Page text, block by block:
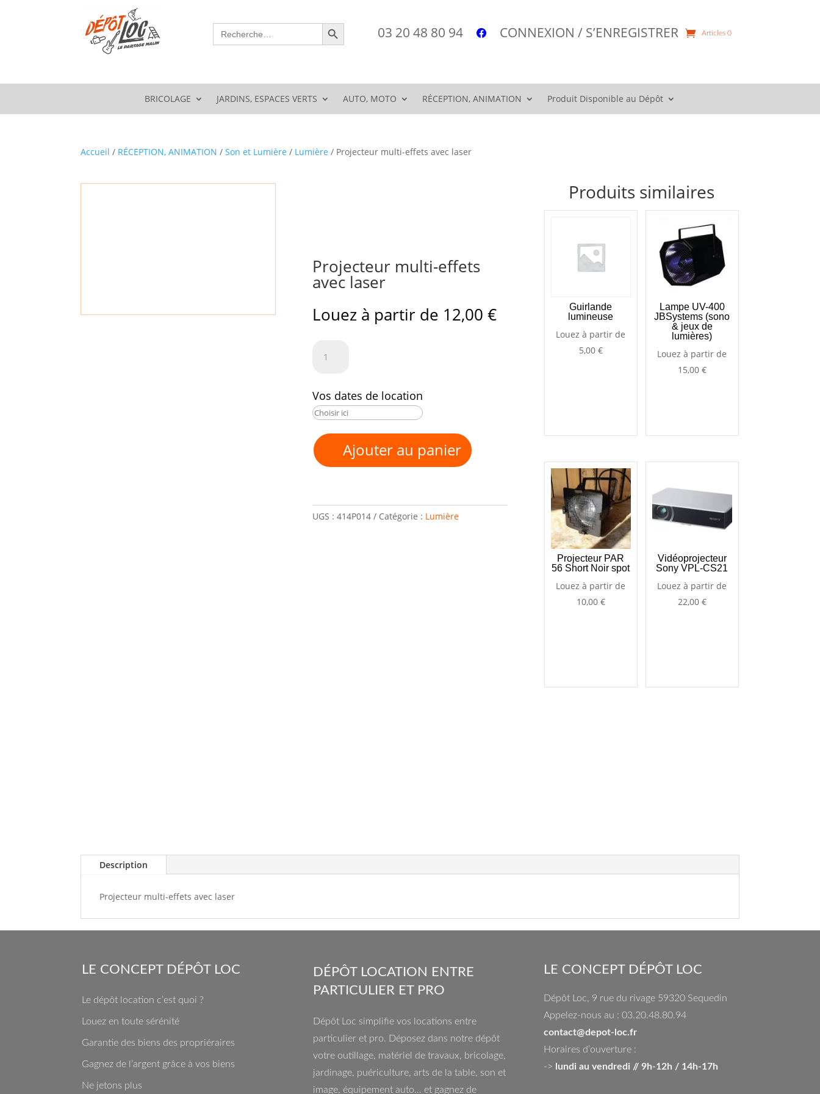
Search
for:
Search Button
03 20 48 80 94 CONNEXION / S’ENREGISTRER Articles 0
BRICOLAGE JARDINS, ESPACES VERTS AUTO, MOTO RÉCEPTION, ANIMATION Produit Disponible au Dépôt
Accueil / RÉCEPTION, ANIMATION / Son et Lumière / Lumière / Projecteur multi-effets avec laser
Projecteur multi-effets
avec laser
Louez à partir de 12,00 €
Projecteur
multi-
avec
laser
Vos dates de location
Ajouter au panier
UGS : 414P014 Catégorie : Lumière
Produits similaires
Guirlande
lumineuse
Louez à partir de
5,00 €
Lampe UV-400
JBSystems (sono
& jeux de
lumières)
Louez à partir de
15,00 €
Projecteur PAR
56 Short Noir spot
Louez à partir de
10,00 €
Vidéoprojecteur
Sony VPL-CS21
Louez à partir de
22,00 €
Description
Projecteur multi-effets avec laser
LE CONCEPT DÉPÔT LOC
Le dépôt location c’est quoi ?
Louez en toute sérénité
Garantie des biens des propriéraires
Gagnez de l’argent grâce à vos biens
Ne jetons plus
DÉPÔT LOCATION ENTRE
PARTICULIER ET PRO
Dépôt Loc simplifie vos locations entre
particulier et pro. Déposez dans notre dépôt
votre outillage, matériel de travaux, bricolage,
jardinage, puériculture, arts de la table, son et
image, équipement auto… et gagnez de
LE CONCEPT DÉPÔT LOC
Dépôt Loc, 9 rue du rivage 59320 Sequedin
Appelez-nous au : 03.20.48.80.94
contact@depot-loc.fr
Horaires d’ouverture :
->
lundi au vendredi // 9h-12h / 14h-17h